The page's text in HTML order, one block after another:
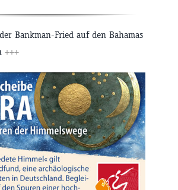
Bankman-Fried auf den Bahamas
+++